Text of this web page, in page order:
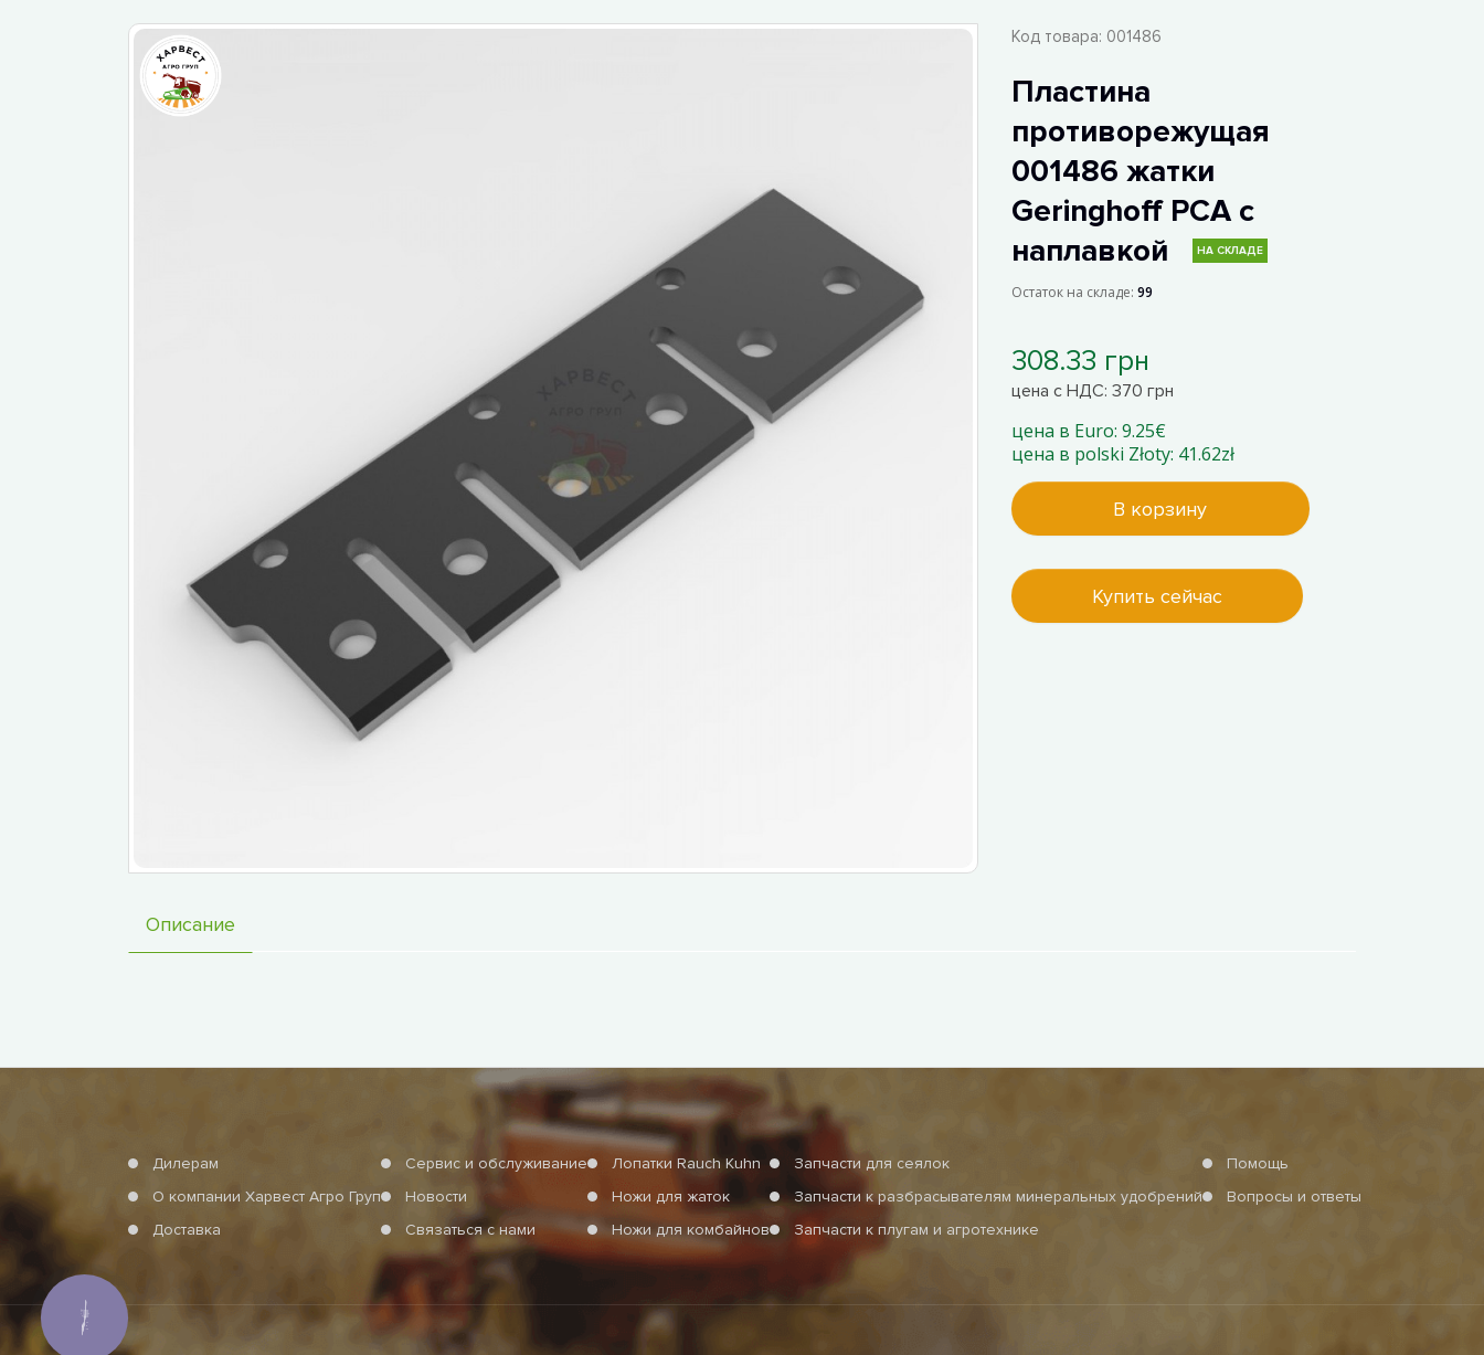
Код товара: 001486
Пластина
противорежущая
001486 жатки
Geringhoff PCA с
наплавкой
НА СКЛАДЕ
Остаток на складе: 99
308.33 грн
цена с НДС: 370 грн
цена в Euro: 9.25€
цена в polski Złoty: 41.62zł
В корзину
Купить сейчас
Описание
Дилерам
О компании Харвест Агро Груп
Доставка
Сервис и обслуживание
Новости
Связаться с нами
Лопатки Rauch Kuhn
Ножи для жаток
Ножи для комбайнов
Запчасти для сеялок
Запчасти к разбрасывателям минеральных удобрений
Запчасти к плугам и агротехнике
Помощь
Вопросы и ответы